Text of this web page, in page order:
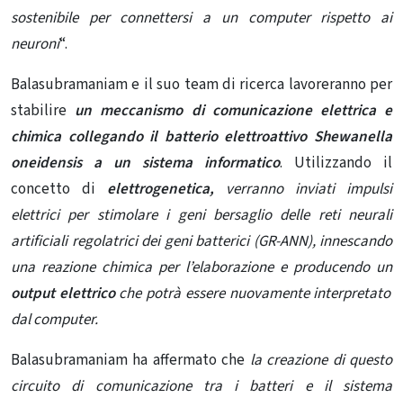
sostenibile per connettersi a un computer rispetto ai
neuroni“.
Balasubramaniam e il suo team di ricerca lavoreranno per
stabilire un meccanismo di comunicazione elettrica e
chimica collegando il batterio elettroattivo Shewanella
oneidensis a un sistema informatico. Utilizzando il
concetto di elettrogenetica,
verranno inviati impulsi
elettrici per stimolare i geni bersaglio delle reti neurali
artificiali regolatrici dei geni batterici (GR-ANN), innescando
una reazione chimica per l’elaborazione e producendo un
output elettricoche potrà essere nuovamente interpretato
dal computer.
Balasubramaniam ha affermato che la creazione di questo
circuito di comunicazione tra i batteri e il sistema